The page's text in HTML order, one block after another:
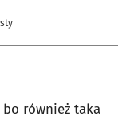
również taka